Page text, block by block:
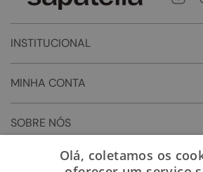
INSTITUCIONAL
MINHA CONTA
SOBRE NÓS
Olá, coletamos os